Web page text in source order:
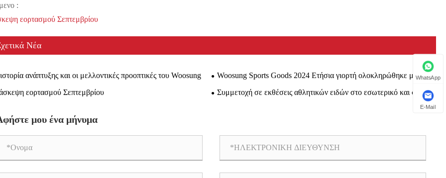
:
εορτασμού Σεπτεμβρίου
Νέα
ανάπτυξης και οι μελλοντικές προοπτικές του Woosung
Woosung Sports Goods 2024 Ετήσια γιορτή ολοκληρώθηκε με
εορτασμού Σεπτεμβρίου
Συμμετοχή σε εκθέσεις αθλητικών ειδών στο εσωτερικό και στο
μου ένα μήνυμα
WhatsApp
E-Mail